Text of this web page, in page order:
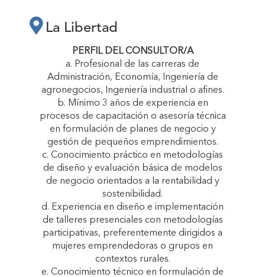
“CRECEMOS
JUNTAS”"
La Libertad
PERFIL DEL CONSULTOR/A
a. Profesional de las carreras de
Administración, Economía, Ingeniería de
agronegocios, Ingeniería industrial o afines.
b. Mínimo 3 años de experiencia en
procesos de capacitación o asesoría técnica
en formulación de planes de negocio y
gestión de pequeños emprendimientos.
c. Conocimiento práctico en metodologías
de diseño y evaluación básica de modelos
de negocio orientados a la rentabilidad y
sostenibilidad.
d. Experiencia en diseño e implementación
de talleres presenciales con metodologías
participativas, preferentemente dirigidos a
mujeres emprendedoras o grupos en
contextos rurales.
e. Conocimiento técnico en formulación de